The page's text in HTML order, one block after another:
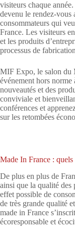
visiteurs chaque
devenu le rendez-vous
consommateurs qui
France. Les visiteurs
et les produits
processus de
MIF Expo, le salon du
événement hors
nouveautés et des
conviviale et
conférences et
sur les retombées
Made In France :
De plus en plus de
ainsi que la qualité des
effet possible de
de très grande qualité
made in France
écoresponsable et